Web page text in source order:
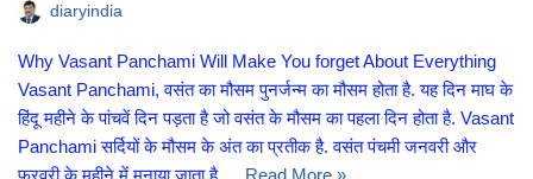
diaryindia
Why Vasant Panchami Will Make You forget About Everything
Vasant Panchami, वसंत का मौसम पुनर्जन्म का मौसम होता है. यह दिन माघ के
हिंदू महीने के पांचवें दिन पड़ता है जो वसंत के मौसम का पहला दिन होता है. Vasant
Panchami सर्दियों के मौसम के अंत का प्रतीक है. वसंत पंचमी जनवरी और
फरवरी के महीने में मनाया जाता है.… Read More »